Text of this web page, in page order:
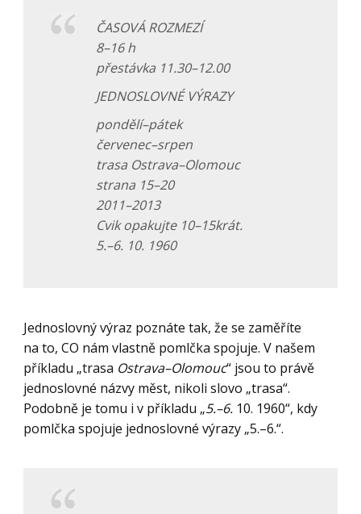
ČASOVÁ ROZMEZÍ
8–16 h
přestávka 11.30–12.00
JEDNOSLOVNÉ VÝRAZY
pondělí–pátek
červenec–srpen
trasa Ostrava–Olomouc
strana 15–20
2011–2013
Cvik opakujte10–15krát.
5.–6. 10. 1960
Jednoslovný výraz poznáte tak, že se zaměříte
na to, CO nám vlastně pomlčka spojuje. V našem
příkladu „trasa Ostrava–Olomouc“ jsou to právě
jednoslovné názvy měst, nikoli slovo „trasa“.
Podobně je tomu i v příkladu „5.–6. 10. 1960“, kdy
pomlčka spojuje jednoslovné výrazy „5.–6.“.